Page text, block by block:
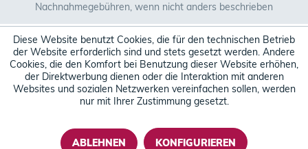
Nachnahmegebühren, wenn nicht anders beschrieben
Diese Website benutzt Cookies, die für den technischen Betrieb
der Website erforderlich sind und stets gesetzt werden. Andere
Cookies, die den Komfort bei Benutzung dieser Website erhöhen,
der Direktwerbung dienen oder die Interaktion mit anderen
Websites und sozialen Netzwerken vereinfachen sollen, werden
nur mit Ihrer Zustimmung gesetzt.
ABLEHNEN KONFIGURIEREN